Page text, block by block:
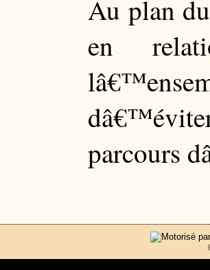
Au plan
en
parcours